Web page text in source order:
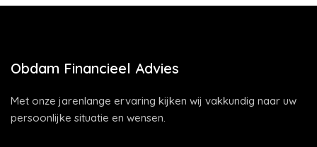
Obdam Financieel Advies
Met onze jarenlange ervaring kijken wij vakkundig naar uw
persoonlijke situatie en wensen.